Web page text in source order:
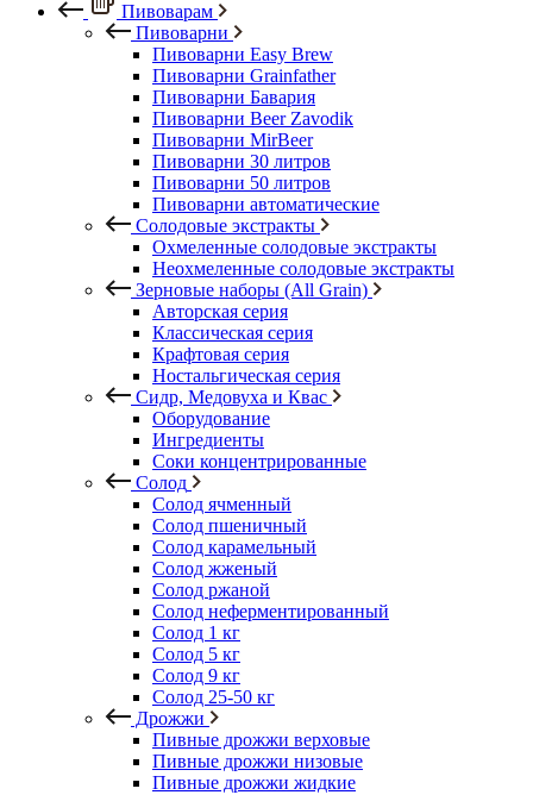
Пивоварам
Пивоварни
Пивоварни Easy Brew
Пивоварни Grainfather
Пивоварни Бавария
Пивоварни Beer Zavodik
Пивоварни MirBeer
Пивоварни 30 литров
Пивоварни 50 литров
Пивоварни автоматические
Солодовые экстракты
Охмеленные солодовые экстракты
Неохмеленные солодовые экстракты
Зерновые наборы (All Grain)
Авторская серия
Классическая серия
Крафтовая серия
Ностальгическая серия
Сидр, Медовуха и Квас
Оборудование
Ингредиенты
Соки концентрированные
Солод
Солод ячменный
Солод пшеничный
Солод карамельный
Солод жженый
Солод ржаной
Солод неферментированный
Солод 1 кг
Солод 5 кг
Солод 9 кг
Солод 25-50 кг
Дрожжи
Пивные дрожжи верховые
Пивные дрожжи низовые
Пивные дрожжи жидкие